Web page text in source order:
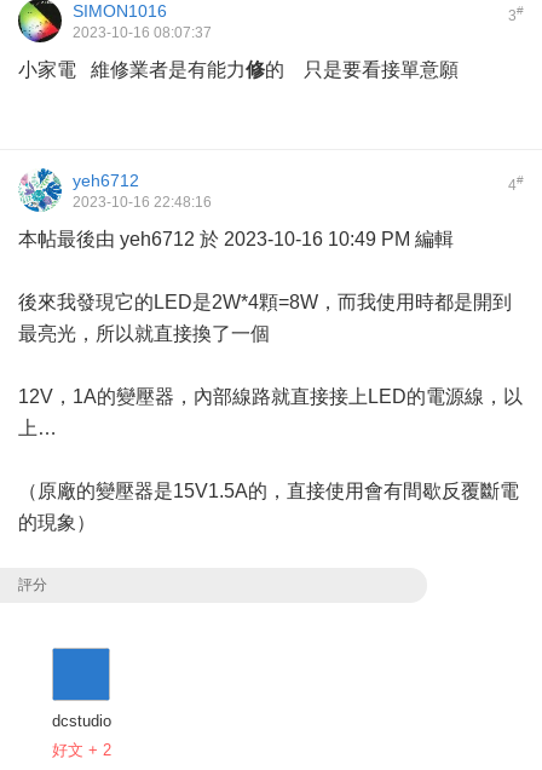
3#
SIMON1016
2023-10-16 08:07:37
小家電 維修業者是有能力修的 只是要看接單意願
4#
yeh6712
2023-10-16 22:48:16
本帖最後由 yeh6712 於 2023-10-16 10:49 PM 編輯
後來我發現它的LED是2W*4顆=8W，而我使用時都是開到
最亮光，所以就直接換了一個
12V，1A的變壓器，內部線路就直接接上LED的電源線，以
上…
（原廠的變壓器是15V1.5A的，直接使用會有間歇反覆斷電
的現象）
評分
dcstudio
好文 + 2